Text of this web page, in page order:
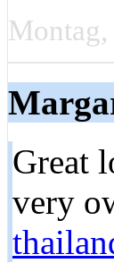
Great
very